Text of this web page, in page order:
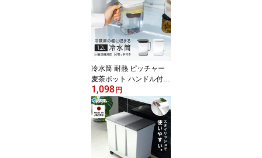
後まで使える おしゃれ
容器 シャンプー ボディ
ーソープ トリートメント
お風呂 浴室 【 アスベル
ASVEL BP550 550ml 単
品 2本セット 3本セット
】
冷水筒 耐熱 ピッチャー
麦茶ポット ハンドル付き
冷蔵庫 棚 収納 1.2L 洗い
やすい プラスチック お
しゃれ かわいい シンプ
ル お茶ポット 水差し 食
洗機対応 ウォーターピッ
チャー お茶入れ コンパ
クト 広口 水出し 新生活
1,098円